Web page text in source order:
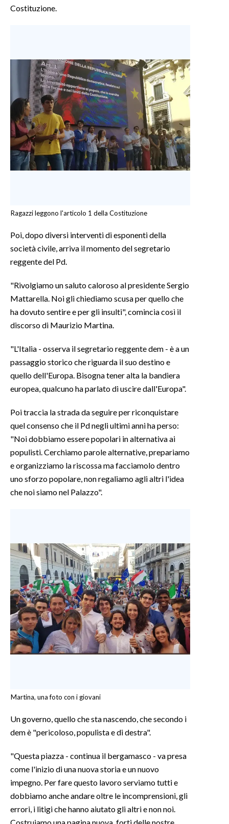
SPIAGGE
Costituzione.
Ragazzi leggono l'articolo 1 della Costituzione
Poi, dopo diversi interventi di esponenti della
società civile, arriva il momento del segretario
reggente del Pd.
"Rivolgiamo un saluto caloroso al presidente Sergio
Mattarella. Noi gli chiediamo scusa per quello che
ha dovuto sentire e per gli insulti", comincia così il
discorso di Maurizio Martina.
"L'Italia - osserva il segretario reggente dem - è a un
passaggio storico che riguarda il suo destino e
quello dell'Europa. Bisogna tener alta la bandiera
europea, qualcuno ha parlato di uscire dall'Europa".
Poi traccia la strada da seguire per riconquistare
quel consenso che il Pd negli ultimi anni ha perso:
"Noi dobbiamo essere popolari in alternativa ai
populisti. Cerchiamo parole alternative, prepariamo
e organizziamo la riscossa ma facciamolo dentro
uno sforzo popolare, non regaliamo agli altri l'idea
che noi siamo nel Palazzo".
Martina, una foto con i giovani
Un governo, quello che sta nascendo, che secondo i
dem è "pericoloso, populista e di destra".
"Questa piazza - continua il bergamasco - va presa
come l'inizio di una nuova storia e un nuovo
impegno. Per fare questo lavoro serviamo tutti e
dobbiamo anche andare oltre le incomprensioni, gli
errori, i litigi che hanno aiutato gli altri e non noi.